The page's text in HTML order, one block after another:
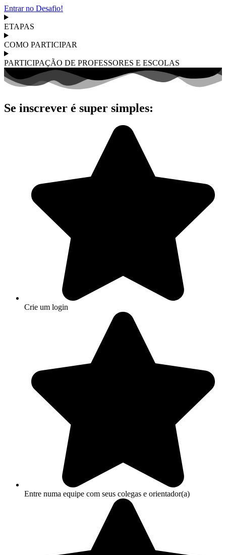
Entrar no Desafio!
ETAPAS
COMO PARTICIPAR
PARTICIPAÇÃO DE PROFESSORES E ESCOLAS
Se inscrever é super simples:
Crie um login
Entre numa equipe com seus colegas e orientador(a)